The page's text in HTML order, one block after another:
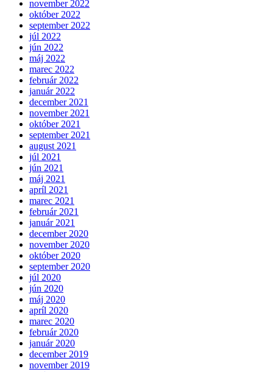
november 2022
október 2022
september 2022
júl 2022
jún 2022
máj 2022
marec 2022
február 2022
január 2022
december 2021
november 2021
október 2021
september 2021
august 2021
júl 2021
jún 2021
máj 2021
apríl 2021
marec 2021
február 2021
január 2021
december 2020
november 2020
október 2020
september 2020
júl 2020
jún 2020
máj 2020
apríl 2020
marec 2020
február 2020
január 2020
december 2019
november 2019